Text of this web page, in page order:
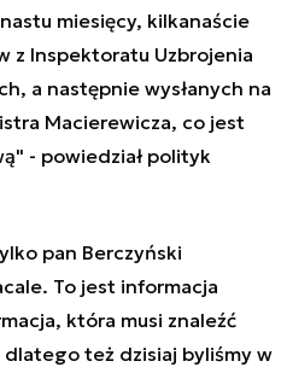
miesięcy, kilkanaście
z Inspektoratu Uzbrojenia
a następnie wysłanych na
Macierewicza, co jest
- powiedział polityk
pan Berczyński
To jest informacja
która musi znaleźć
też dzisiaj byliśmy w